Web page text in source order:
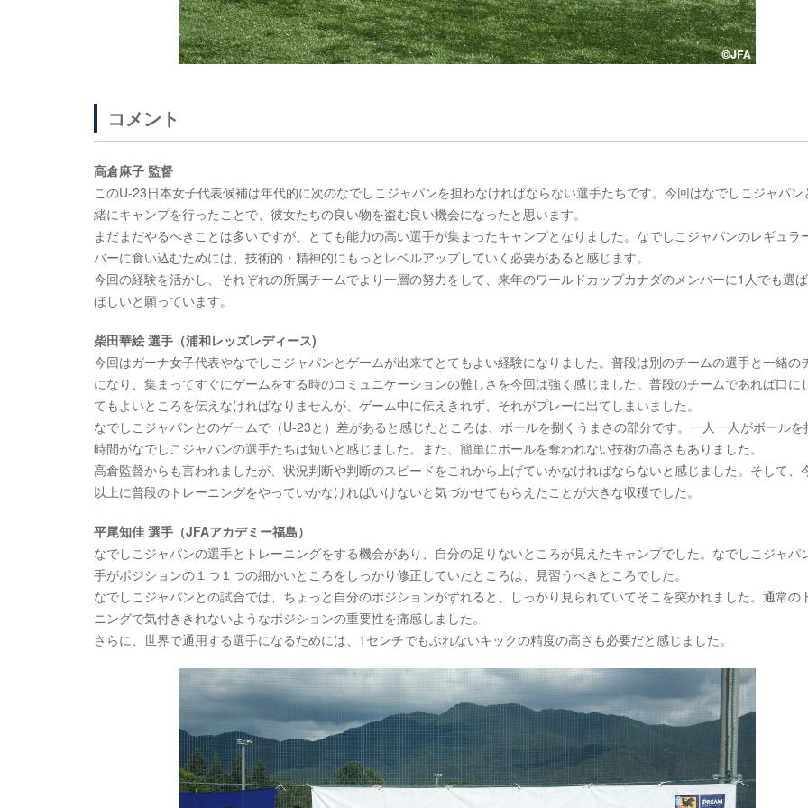
コメント
高倉麻子 監督
このU-23日本女子代表候補は年代的に次のなでしこジャパンを担わなければならない選手たちです。今回はなでしこジャパン
緒にキャンプを行ったことで、彼女たちの良い物を盗む良い機会になったと思います。
まだまだやるべきことは多いですが、とても能力の高い選手が集まったキャンプとなりました。なでしこジャパンのレギュラ
バーに食い込むためには、技術的・精神的にもっとレベルアップしていく必要があると感じます。
今回の経験を活かし、それぞれの所属チームでより一層の努力をして、来年のワールドカップカナダのメンバーに1人でも選
ほしいと願っています。
柴田華絵 選手（浦和レッズレディース)
今回はガーナ女子代表やなでしこジャパンとゲームが出来てとてもよい経験になりました。普段は別のチームの選手と一緒の
になり、集まってすぐにゲームをする時のコミュニケーションの難しさを今回は強く感じました。普段のチームであれば口に
てもよいところを伝えなければなりませんが、ゲーム中に伝えきれず、それがプレーに出てしまいました。
なでしこジャパンとのゲームで（U-23と）差があると感じたところは、ボールを捌くうまさの部分です。一人一人がボールを
時間がなでしこジャパンの選手たちは短いと感じました。また、簡単にボールを奪われない技術の高さもありました。
高倉監督からも言われましたが、状況判断や判断のスピードをこれから上げていかなければならないと感じました。そして、
以上に普段のトレーニングをやっていかなければいけないと気づかせてもらえたことが大きな収穫でした。
平尾知佳 選手（JFAアカデミー福島）
なでしこジャパンの選手とトレーニングをする機会があり、自分の足りないところが見えたキャンプでした。なでしこジャパ
手がポジションの１つ１つの細かいところをしっかり修正していたところは、見習うべきところでした。
なでしこジャパンとの試合では、ちょっと自分のポジションがずれると、しっかり見られていてそこを突かれました。通常の
ニングで気付ききれないようなポジションの重要性を痛感しました。
さらに、世界で通用する選手になるためには、1センチでもぶれないキックの精度の高さも必要だと感じました。